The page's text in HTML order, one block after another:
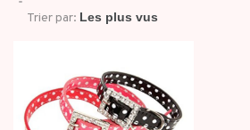
Trier par: